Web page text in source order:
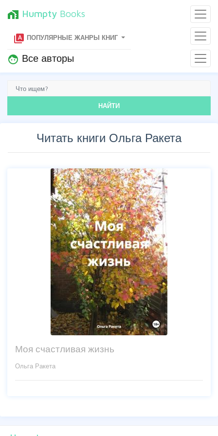
home_work Humpty Books
type_specimen ПОПУЛЯРНЫЕ ЖАНРЫ КНИГ
face Все авторы
НАЙТИ
Читать книги Ольга Ракета
Моя счастливая жизнь
Ольга Ракета